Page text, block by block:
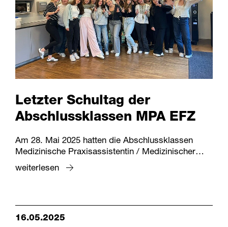
Letzter Schultag der
Abschlussklassen MPA EFZ
Am 28. Mai 2025 hatten die Abschlussklassen
Medizinische Praxisassistentin / Medizinischer…
weiterlesen
16.05.2025